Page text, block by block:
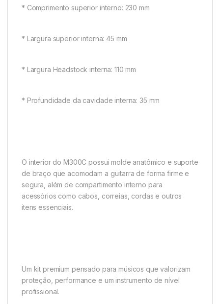
* Comprimento superior interno: 230 mm
* Largura superior interna: 45 mm
* Largura Headstock interna: 110 mm
* Profundidade da cavidade interna: 35 mm
O interior do M300C possui molde anatômico e suporte
de braço que acomodam a guitarra de forma firme e
segura, além de compartimento interno para
acessórios como cabos, correias, cordas e outros
itens essenciais.
Um kit premium pensado para músicos que valorizam
proteção, performance e um instrumento de nível
profissional.